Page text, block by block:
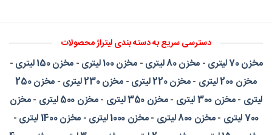
دسترسی سریع به دسته بندی لیتراژ محصولات
مخزن 70 لیتری - مخزن 80 لیتری -مخزن 100 لیتری -مخزن 150 لیتری
-
مخزن 200 لیتری
-مخزن 220 لیتری -مخزن 230 لیتری -
مخزن 250
لیتری -مخزن 300 لیتری -مخزن 350 لیتری -مخزن 500 لیتری -مخزن
700 لیتری
-مخزن 800 لیتری -مخزن 1000 لیتری -مخزن 1400 لیتری
-